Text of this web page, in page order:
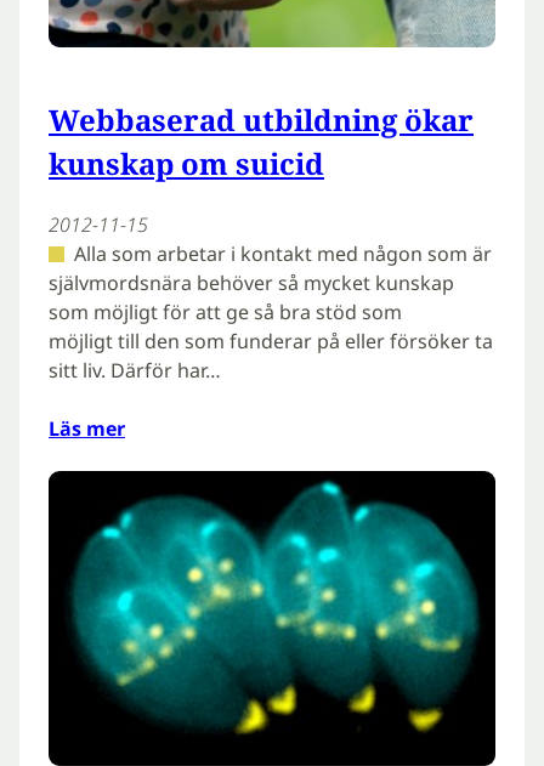
Webbaserad utbildning ökar
kunskap om suicid
2012-11-15
Alla som arbetar i kontakt med någon som är
självmordsnära behöver så mycket kunskap
som möjligt för att ge så bra stöd som
möjligt till den som funderar på eller försöker ta
sitt liv. Därför har…
Läs mer